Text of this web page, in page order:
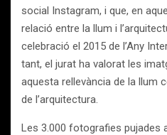
social Instagram, i que, en
relació entre la llum i
celebració el 2015 de l’Any
tant, el jurat ha valorat les
aquesta rellevància de la llum
de l’arquitectura.
Les 3.000 fotografies pujades